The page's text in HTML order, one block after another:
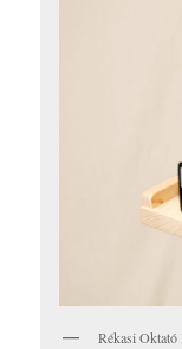
Rékasi Oktató